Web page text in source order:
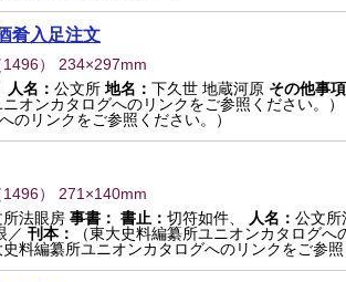
肴入足注文
1496） 234×297mm
人名： 公文所 地名： 下久世 地蔵河原 その他事項
ニオンカタログへのリンクをご参照ください。）
のリンクをご参照ください。）
1496） 271×140mm
所法眼房 事書： 書止： 切符如件、 人名： 公文所
／ 刊本：
（東大史料編纂所ユニオンカタログへ
史料編纂所ユニオンカタログへのリンクをご参照